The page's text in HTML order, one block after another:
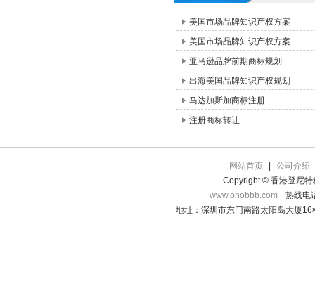
美国市场品牌知识产权方案
美国市场品牌知识产权方案
亚马逊品牌前期商标规划
出海美国品牌知识产权规划
马达加斯加商标注册
注册商标转让
网站首页
公司介绍
Copyright © 香港登尼特
www.onobbb.com
热线电
地址：深圳市东门南路太阳岛大厦